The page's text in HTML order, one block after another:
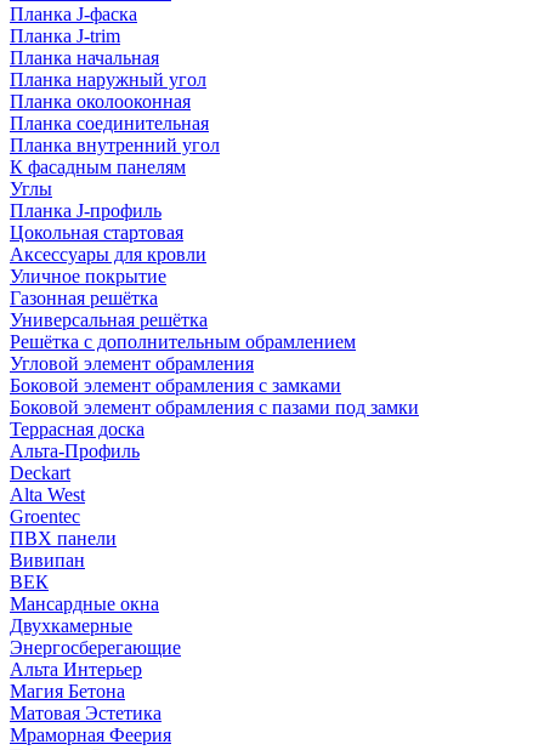
Планка J-фаска
Планка J-trim
Планка начальная
Планка наружный угол
Планка околооконная
Планка соединительная
Планка внутренний угол
К фасадным панелям
Углы
Планка J-профиль
Цокольная стартовая
Аксессуары для кровли
Уличное покрытие
Газонная решётка
Универсальная решётка
Решётка с дополнительным обрамлением
Угловой элемент обрамления
Боковой элемент обрамления с замками
Боковой элемент обрамления с пазами под замки
Террасная доска
Альта-Профиль
Deckart
Alta West
Groentec
ПВХ панели
Вивипан
ВЕК
Мансардные окна
Двухкамерные
Энергосберегающие
Альта Интерьер
Магия Бетона
Матовая Эстетика
Мраморная Феерия